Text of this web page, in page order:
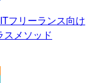
フリーランス向け
スメソッド